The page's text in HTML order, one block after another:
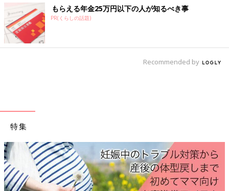
日使う消耗品なので、60本入りで110円（税込み）というコスパ
もリピ買いする理由です。
ただ、便利な100円ショップですが、行くとつい余計なものをた
くさん買ってしまうという経験はありませんか。
私の余計な買い物に、お菓子作り用のかわいいカップやラッピン
みなさんもキッチンの引き出しの中に、いくつかそういった商品
が眠っているのではないでしょうか。
私はこれまでの反省もふまえて、100円ショップで買うもののリ
ストを作っています。
日用品は質や量、価格などコスパのいいものを選びたいので、
もらえる年金25万円以下の人が知るべき事
PR(くらしの話題)
Recommended by
特集